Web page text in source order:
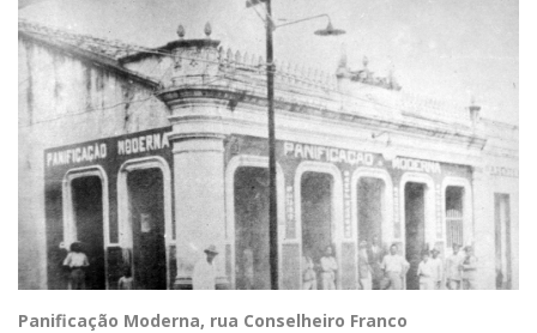
Panificação Moderna, rua Conselheiro Franco